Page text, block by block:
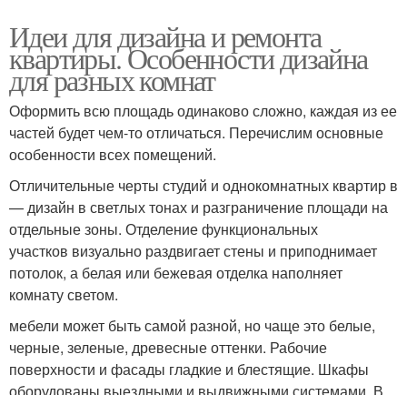
Идеи для дизайна и ремонта
квартиры. Особенности дизайна
для разных комнат
Оформить всю площадь одинаково сложно, каждая из ее
частей будет чем-то отличаться. Перечислим основные
особенности всех помещений.
Отличительные черты студий и однокомнатных квартир в
— дизайн в светлых тонах и разграничение площади на
отдельные зоны. Отделение функциональных
участков визуально раздвигает стены и приподнимает
потолок, а белая или бежевая отделка наполняет
комнату светом.
мебели может быть самой разной, но чаще это белые,
черные, зеленые, древесные оттенки. Рабочие
поверхности и фасады гладкие и блестящие. Шкафы